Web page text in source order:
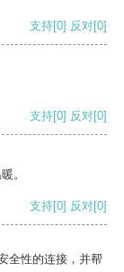
支持[0] 反对[0]
支持[0] 反对[0]
。
支持[0] 反对[0]
全性的连接，并帮